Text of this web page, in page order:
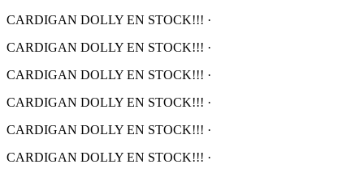
CARDIGAN DOLLY EN STOCK!!! ·
CARDIGAN DOLLY EN STOCK!!! ·
CARDIGAN DOLLY EN STOCK!!! ·
CARDIGAN DOLLY EN STOCK!!! ·
CARDIGAN DOLLY EN STOCK!!! ·
CARDIGAN DOLLY EN STOCK!!! ·